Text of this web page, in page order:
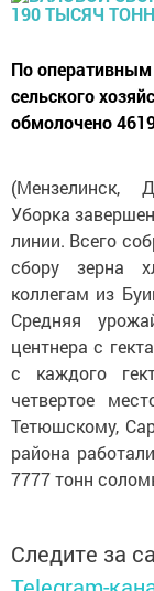
По
сельского
обмолочено
(Мензелинск,
Уборка
линии. Всего
сбору зерна
коллегам из
Средняя
центнера с
с каждого
четвертое
Тетюшскому,
района
7777 тонн
Следите за